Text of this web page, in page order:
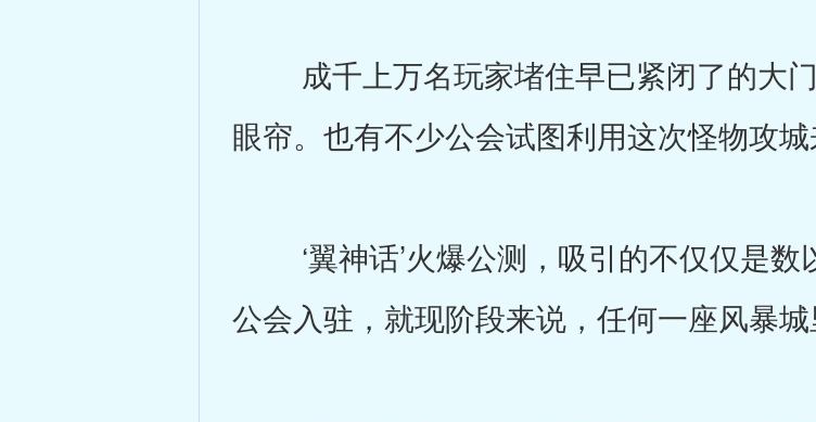
成千上万名玩家堵住早已紧闭了的大门
眼帘。也有不少公会试图利用这次怪物攻城
‘翼神话’火爆公测，吸引的不仅仅是数
公会入驻，就现阶段来说，任何一座风暴城